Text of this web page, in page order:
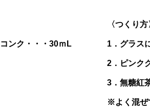
ンク・・・30ｍL
〈つくり方
1．グラス
2．ピンク
3．無糖紅
※よく混ぜ